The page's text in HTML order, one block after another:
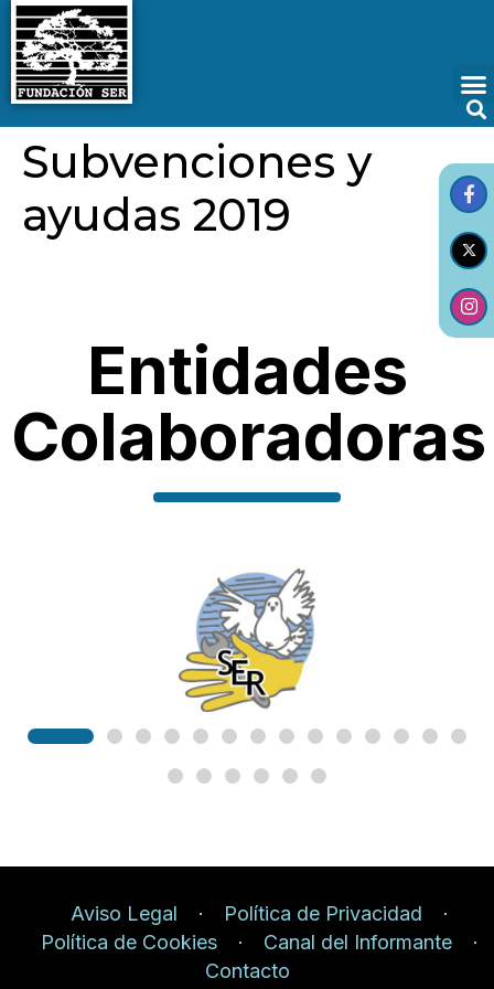
Subvenciones y
ayudas 2019
Entidades
Colaboradoras
Aviso Legal
Política de Privacidad
Política de Cookies
Canal del Informante
Contacto